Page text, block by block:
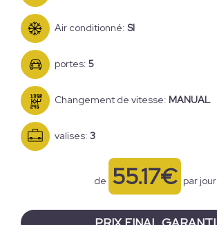
Air conditionné: SI
portes: 5
Changement de vitesse: MANUAL
valises: 3
de 55.17€ par jour